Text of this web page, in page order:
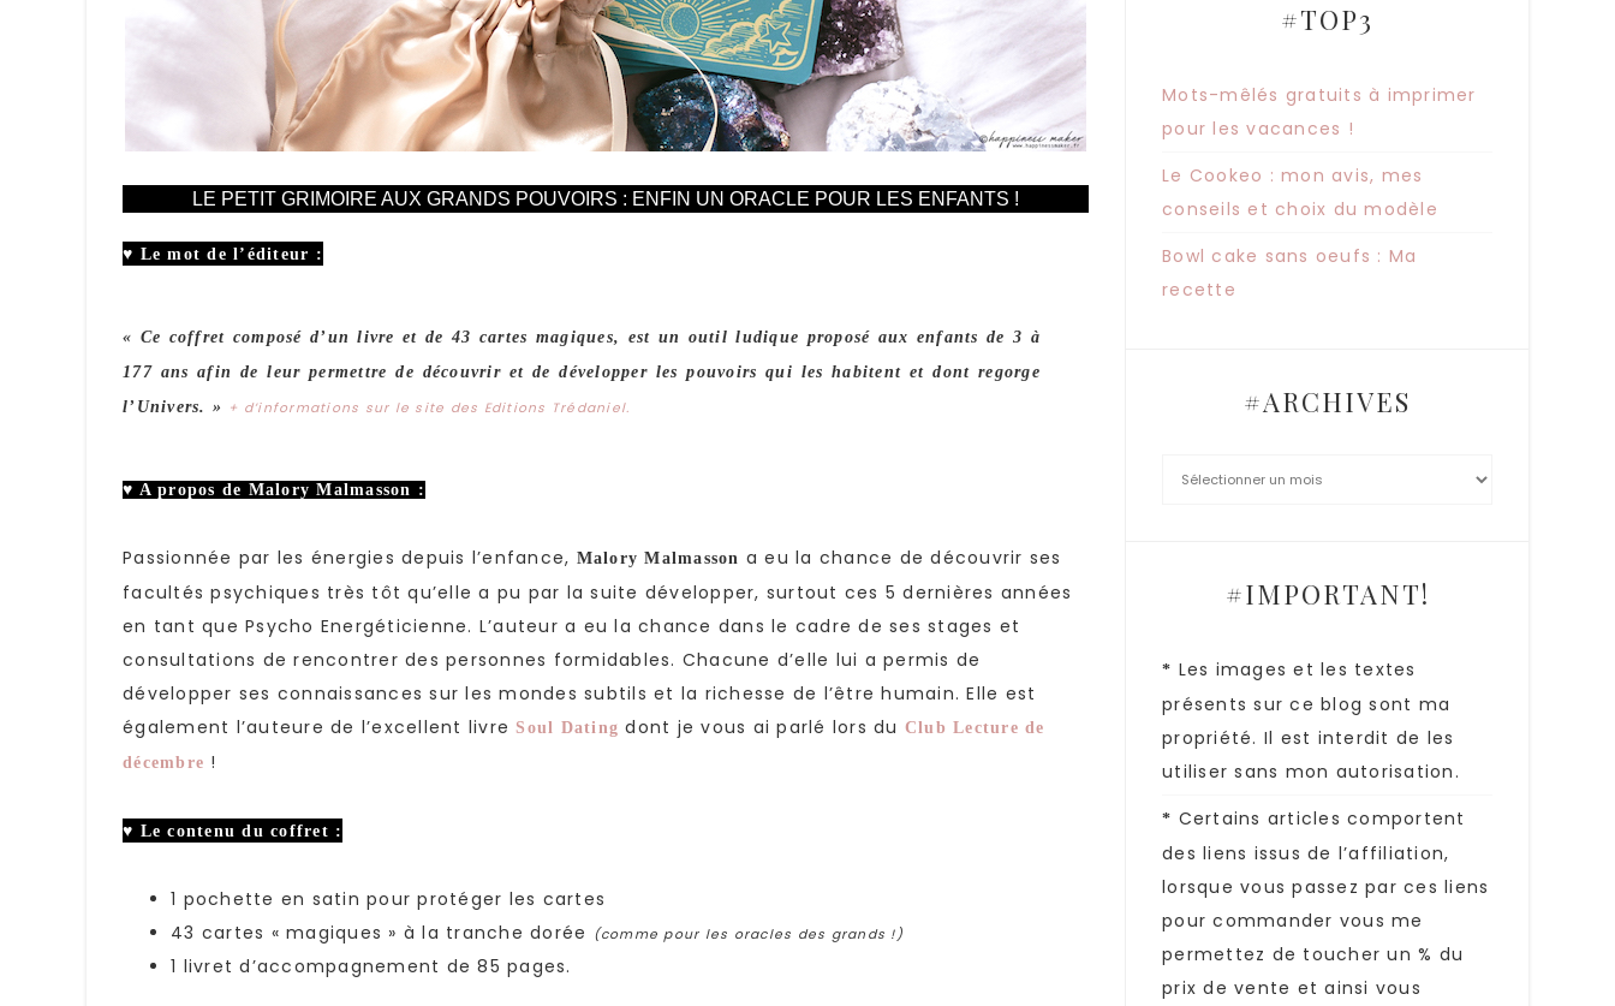
LE PETIT GRIMOIRE AUX GRANDS POUVOIRS : ENFIN UN ORACLE POUR LES ENFANTS !
♥ Le mot de l’éditeur :
« Ce coffret composé d’un livre et de 43 cartes magiques, est un outil ludique proposé aux enfants de 3 à
177 ans afin de leur permettre de découvrir et de développer les pouvoirs qui les habitent et dont regorge
l’Univers. » + d’informations sur le site des Editions Trédaniel.
♥ A propos de Malory Malmasson :
Passionnée par les énergies depuis l’enfance, Malory Malmasson a eu la chance de découvrir ses
facultés psychiques très tôt qu’elle a pu par la suite développer, surtout ces 5 dernières années
en tant que Psycho Energéticienne. L’auteur a eu la chance dans le cadre de ses stages et
consultations de rencontrer des personnes formidables. Chacune d’elle lui a permis de
développer ses connaissances sur les mondes subtils et la richesse de l’être humain. Elle est
également l’auteure de l’excellent livreSoul Dating dont je vous ai parlé lors du Club Lecture de
décembre !
♥ Le contenu du coffret :
1 pochette en satin pour protéger les cartes
43 cartes « magiques » à la tranche dorée (comme pour les oracles des grands !)
1 livret d’accompagnement de 85 pages.
#TOP3
Mots-mêlés gratuits à imprimer
pour les vacances !
Le Cookeo : mon avis, mes
conseils et choix du modèle
Bowl cake sans oeufs : Ma
recette
#ARCHIVES
#IMPORTANT!
* Les images et les textes
présents sur ce blog sont ma
propriété. Il est interdit de les
utiliser sans mon autorisation.
* Certains articles comportent
des liens issus de l’affiliation,
lorsque vous passez par ces liens
pour commander vous me
permettez de toucher un % du
prix de vente et ainsi vous